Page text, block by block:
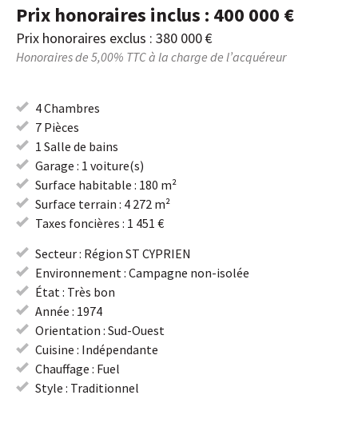
Prix honoraires inclus : 400 000 €
Prix honoraires exclus : 380 000 €
Honoraires de 5,00% TTC à la charge de l’acquéreur
4 Chambres
7 Pièces
1 Salle de bains
Garage : 1 voiture(s)
Surface habitable : 180 m²
Surface terrain : 4 272 m²
Taxes foncières : 1 451 €
Secteur : Région ST CYPRIEN
Environnement : Campagne non-isolée
État : Très bon
Année : 1974
Orientation : Sud-Ouest
Cuisine : Indépendante
Chauffage : Fuel
Style : Traditionnel